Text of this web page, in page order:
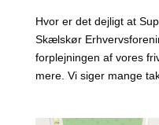
Hvor er det dej­ligt at
Skæls­kør
for­plej­nin­gen af vores
me­re. Vi siger man­ge